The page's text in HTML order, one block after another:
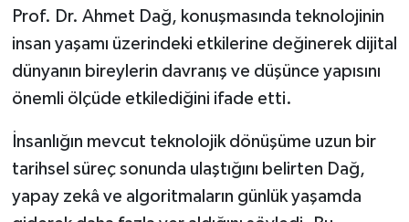
Prof. Dr. Ahmet Dağ, konuşmasında teknolojinin
insan yaşamı üzerindeki etkilerine değinerek dijital
dünyanın bireylerin davranış ve düşünce yapısını
önemli ölçüde etkilediğini ifade etti.
İnsanlığın mevcut teknolojik dönüşüme uzun bir
tarihsel süreç sonunda ulaştığını belirten Dağ,
yapay zekâ ve algoritmaların günlük yaşamda